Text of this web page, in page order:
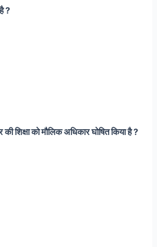
?
शिक्षा को मौलिक अधिकार घोषित किया है ?